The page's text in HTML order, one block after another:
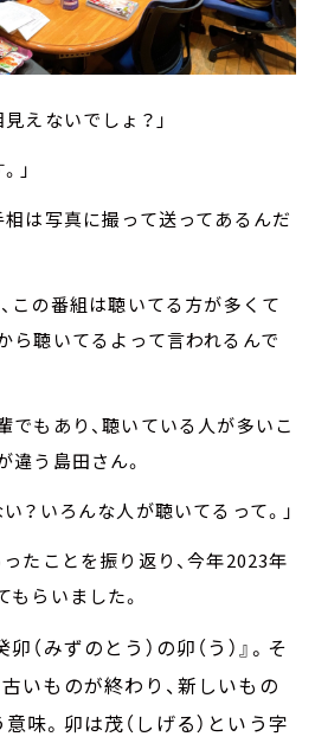
えないでしょ？」
」
は写真に撮って送ってあるんだ
この番組は聴いてる方が多くて
ら聴いてるよって言われるんで
でもあり、聴いている人が多いこ
違う島田さん。
？いろんな人が聴いてるって。」
たことを振り返り、今年2023年
らいました。
（みずのとう）の卯（う）』。そ
いものが終わり、新しいもの
味。卯は茂（しげる）という字